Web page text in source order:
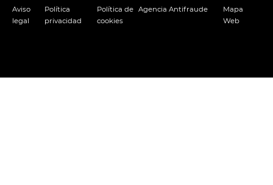
Aviso
legal
Política
privacidad
Política de
cookies
Agencia Antifraude
Mapa
Web